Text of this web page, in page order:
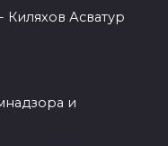
Асватур
и